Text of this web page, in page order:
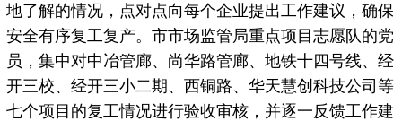
地了解的情况，点对点向每个企业提出工作建议，确保
安全有序复工复产。市市场监管局重点项目志愿队的党
员，集中对中冶管廊、尚华路管廊、地铁十四号线、经
开三校、经开三小二期、西铜路、华天慧创科技公司等
七个项目的复工情况进行验收审核，并逐一反馈工作建